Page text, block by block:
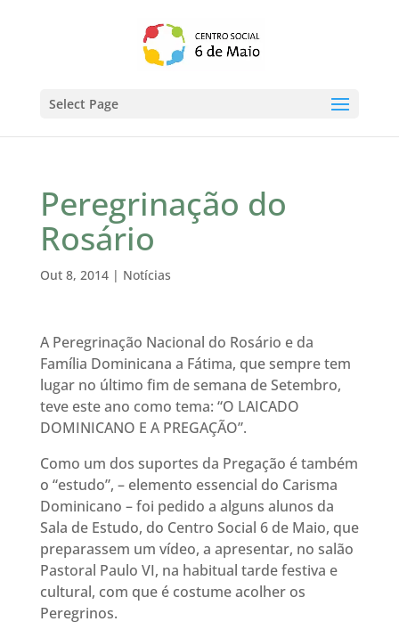
Select Page
Peregrinação do
Rosário
Out 8, 2014| Notícias
A Peregrinação Nacional do Rosário e da
Família Dominicana a Fátima, que sempre tem
lugar no último fim de semana de Setembro,
teve este ano como tema: “O LAICADO
DOMINICANO E A PREGAÇÃO”.
Como um dos suportes da Pregação é também
o “estudo”, – elemento essencial do Carisma
Dominicano – foi pedido a alguns alunos da
Sala de Estudo, do Centro Social 6 de Maio, que
preparassem um vídeo, a apresentar, no salão
Pastoral Paulo VI, na habitual tarde festiva e
cultural, com que é costume acolher os
Peregrinos.